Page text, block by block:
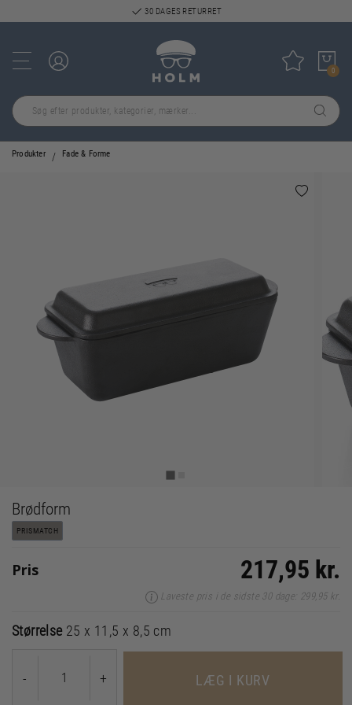
30 DAGES RETURRET
Tilføj til
0
Produkter Fade & Forme
Brødform
PRISMATCH
Pris 217,95 kr.
Laveste pris i de sidste 30 dage: 299,95 kr.
Størrelse 25 x 11,5 x 8,5 cm
- + LÆG I KURV